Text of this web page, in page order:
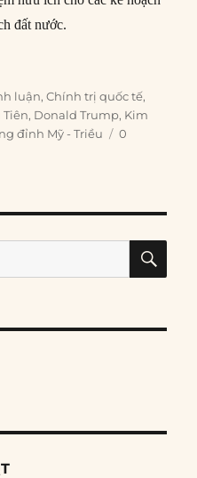
đất nước.
Trump-Kim và bài học của Việt
luận,Chính trị quốc tế,
Tiên, Donald Trump, Kim
đỉnh Mỹ - Triều
0